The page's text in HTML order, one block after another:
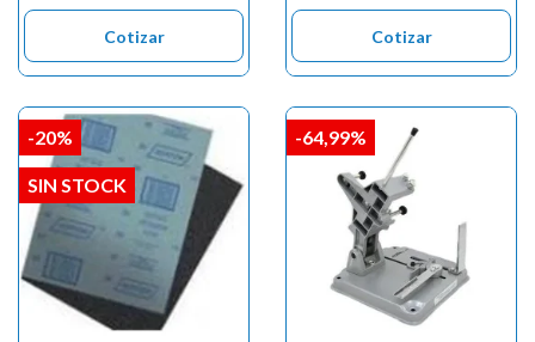
Cotizar Cotizar
-20%
SIN STOCK
-64,99%